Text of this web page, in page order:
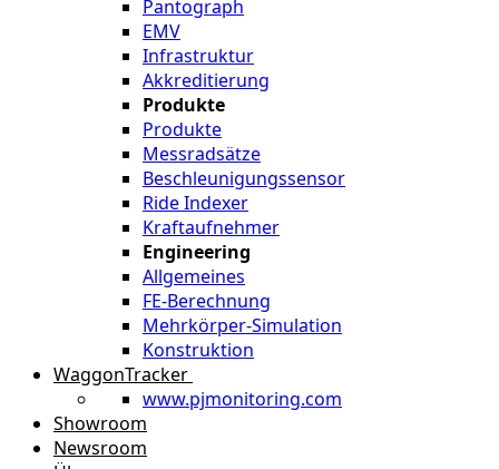
Pantograph
EMV
Infrastruktur
Akkreditierung
Produkte
Produkte
Messradsätze
Beschleunigungssensor
Ride Indexer
Kraftaufnehmer
Engineering
Allgemeines
FE-Berechnung
Mehrkörper-Simulation
Konstruktion
WaggonTracker
www.pjmonitoring.com
Showroom
Newsroom